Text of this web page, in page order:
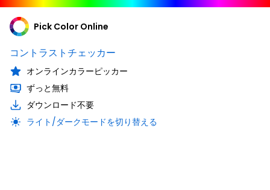
Pick Color Online
コントラストチェッカー
オンラインカラーピッカー
ずっと無料
ダウンロード不要
ライト/ダークモードを切り替える